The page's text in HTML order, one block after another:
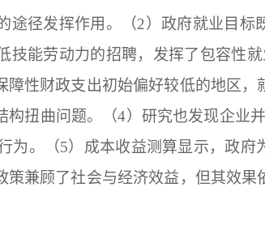
途径发挥作用。（2）政府就业目标
技能劳动力的招聘，发挥了包容性
性财政支出初始偏好较低的地区，
扭曲问题。（4）研究也发现企业
为。（5）成本收益测算显示，政
兼顾了社会与经济效益，但其效果